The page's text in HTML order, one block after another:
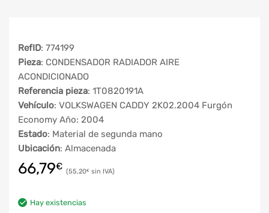
RefID: 774199
Pieza: CONDENSADOR RADIADOR AIRE
ACONDICIONADO
Referencia pieza: 1T0820191A
Vehículo: VOLKSWAGEN CADDY 2K02.2004 Furgón
Economy Año: 2004
Estado: Material de segunda mano
Ubicación: Almacenada
66,79€ 55,20€
Hay existencias